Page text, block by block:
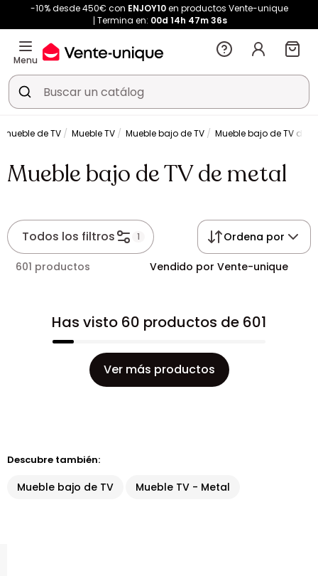
-10% desde 450€ con ENJOY10en productos Vente-unique
Termina en: 00d 14h 47m35s
Menu
de TV Mueble TV Mueble bajo de TV Mueble bajo de TV de
Mueble bajo de TV de metal
Todos los filtros 1 Ordena por
601 productos Vendido por Vente-unique
Has visto 60 productos de 601
Ver más productos
Descubre también:
Mueble bajo de TV Mueble TV - Metal